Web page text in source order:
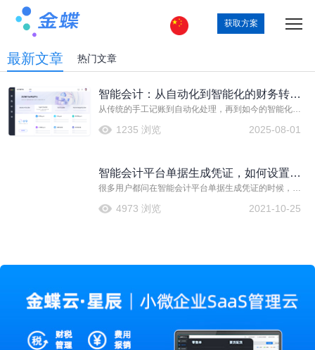
获取方案
最新文章 热门文章
智能会计：从自动化到智能化的财务转型
之路
从传统的手工记账到自动化处理，再到如今的智能化分
性，更为企业决策提供了强有力的数据支持。2025-08-01
1235 浏览
智能会计平台单据生成凭证，如何设置能
弹出凭证生成界面手工修改凭证信息？
很多用户都问在智能会计平台单据生成凭证的时候，如
呢？实际操作很简单，今天就教给大家。2021-10-25
4973 浏览